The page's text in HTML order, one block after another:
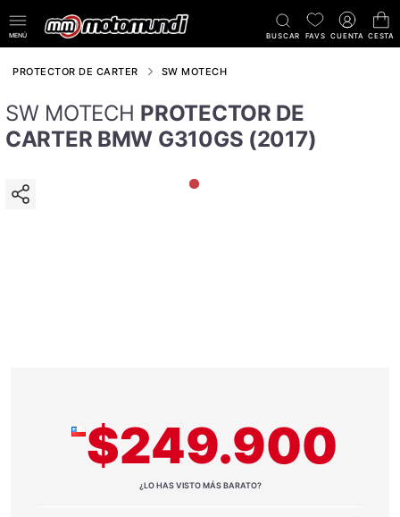
MENÚ BUSCAR FAVS CUENTA CESTA
PROTECTOR DE CARTER SW MOTECH
SW MOTECH PROTECTOR DE
CARTER BMW G310GS (2017)
$249.900
¿LO HAS VISTO MÁS BARATO?